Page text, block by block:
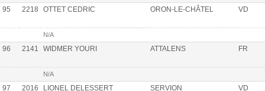
95 2218 OTTET CEDRIC ORON-LE-CHÂTEL VD
N/A
96 2141 WIDMER YOURI ATTALENS FR
N/A
97 2016 LIONEL DELESSERT SERVION VD